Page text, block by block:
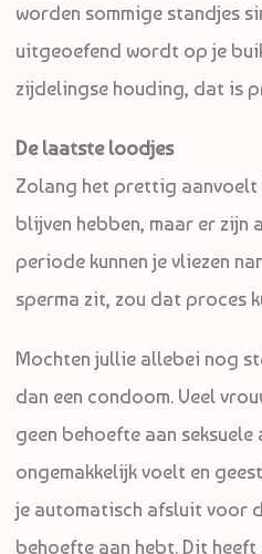
worden sommige standjes
uitgeoefend wordt op je
zijdelingse houding, dat is
De laatste loodjes
Zolang het prettig aanvoelt
blijven hebben, maar er zijn
periode kunnen je vliezen
sperma zit, zou dat proces
Mochten jullie allebei nog
dan een condoom. Veel
geen behoefte aan
ongemakkelijk voelt en
je automatisch afsluit voor
behoefte aan hebt. Dit